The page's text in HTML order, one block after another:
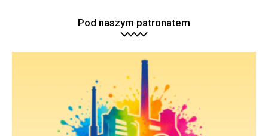
Pod naszym patronatem